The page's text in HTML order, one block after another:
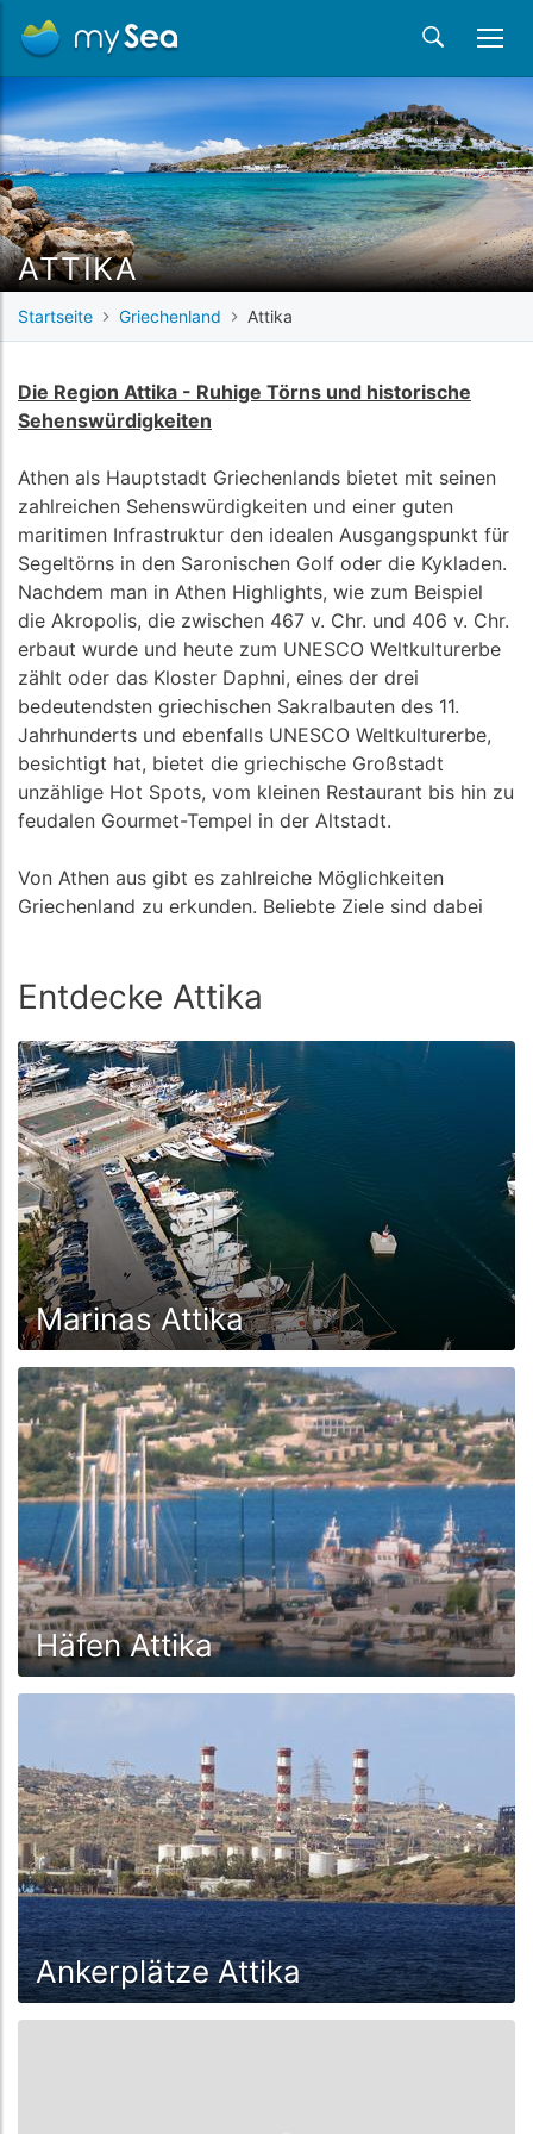
ATTIKA
Startseite Griechenland Attika
Die Region Attika - Ruhige Törns und historische
Sehenswürdigkeiten
Athen als Hauptstadt Griechenlands bietet mit seinen
zahlreichen Sehenswürdigkeiten und einer guten
maritimen Infrastruktur den idealen Ausgangspunkt für
Segeltörns in den Saronischen Golf oder die Kykladen.
Nachdem man in Athen Highlights, wie zum Beispiel
die Akropolis, die zwischen 467 v. Chr. und 406 v. Chr.
erbaut wurde und heute zum UNESCO Weltkulturerbe
zählt oder das Kloster Daphni, eines der drei
bedeutendsten griechischen Sakralbauten des 11.
Jahrhunderts und ebenfalls UNESCO Weltkulturerbe,
besichtigt hat, bietet die griechische Großstadt
unzählige Hot Spots, vom kleinen Restaurant bis hin zu
feudalen Gourmet-Tempel in der Altstadt.
Von Athen aus gibt es zahlreiche Möglichkeiten
Griechenland zu erkunden. Beliebte Ziele sind dabei
Sounion, im Südosten der Region Attika, denn das Kap
bietet einen der schönsten Sonnenuntergänge
Griechenlands und ist eines der vielen Highlights in der
Region.
Entlang des griechischen Festlands auf der einen und
den Bergen der Peloponnes auf der anderen Seite
bietet der Saronische Golf gerade Segelanfängern und
weniger erfahrenen Crews eine sichere Törnplanung,
denn der Saronische Golf ist durch seine geografische
Lage von starken Winden geschützt.
Angekommen am Kap Sounion, oder auch der
Poseidon Küste, wie sie oft auch genannt wird, sieht
man schon von weitem den Poseidon-Tempel, der auf
einem Felsplateau in 60 Metern Höhe direkt über dem
Meer thront. Er ist eines der meistbesuchten Reiseziele
Griechenlands und sollte auf keiner Tour durch die
Region Attica fehlen.
Entdecke Attika
Marinas Attika
Häfen Attika
Ankerplätze Attika